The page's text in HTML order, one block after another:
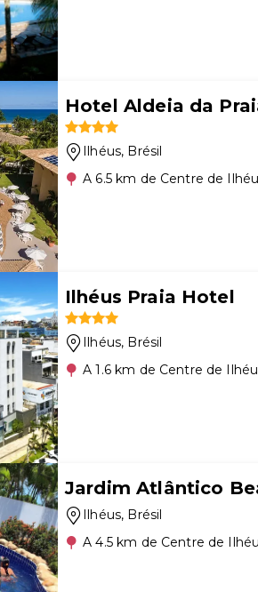
Hotel Aldeia da
Ilhéus, Brésil
A 6.5 km de Centre de
Ilhéus Praia Hotel
Ilhéus, Brésil
A 1.6 km de Centre de
Jardim Atlântico
Ilhéus, Brésil
A 4.5 km de Centre de